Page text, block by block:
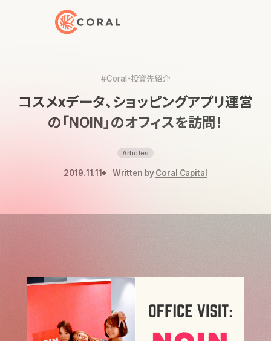
トップページへ戻る
#Coral・投資先紹介
コスメxデータ、ショッピングアプリ運営
の「NOIN」のオフィスを訪問！
Articles
2019.11.11 Written byCoral Capital